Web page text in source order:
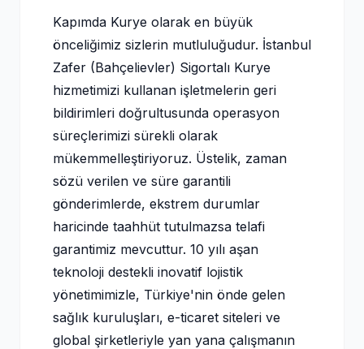
Kapımda Kurye olarak en büyük
önceliğimiz sizlerin mutluluğudur. İstanbul
Zafer (Bahçelievler) Sigortalı Kurye
hizmetimizi kullanan işletmelerin geri
bildirimleri doğrultusunda operasyon
süreçlerimizi sürekli olarak
mükemmelleştiriyoruz. Üstelik, zaman
sözü verilen ve süre garantili
gönderimlerde, ekstrem durumlar
haricinde taahhüt tutulmazsa telafi
garantimiz mevcuttur. 10 yılı aşan
teknoloji destekli inovatif lojistik
yönetimimizle, Türkiye'nin önde gelen
sağlık kuruluşları, e-ticaret siteleri ve
global şirketleriyle yan yana çalışmanın